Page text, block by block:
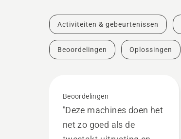
Activiteiten & gebeurtenissen
Beoordelingen Oplossingen
Beoordelingen
"Deze machines doen het
net zo goed als de